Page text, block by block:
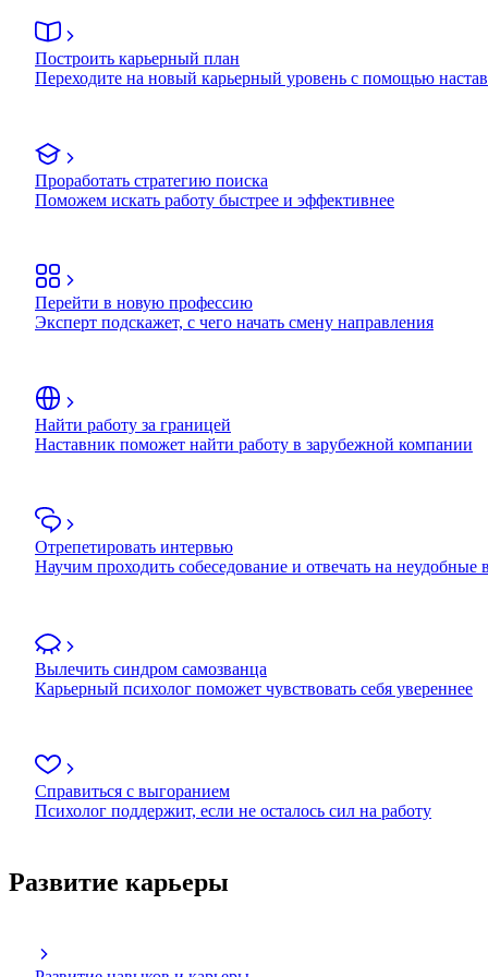
Построить карьерный план
Переходите на новый карьерный уровень с помощью
Проработать стратегию поиска
Поможем искать работу быстрее и эффективнее
Перейти в новую профессию
Эксперт подскажет, с чего начать смену направления
Найти работу за границей
Наставник поможет найти работу в зарубежной компании
Отрепетировать интервью
Научим проходить собеседование и отвечать на неудобные
Вылечить синдром самозванца
Карьерный психолог поможет чувствовать себя увереннее
Справиться с выгоранием
Психолог поддержит, если не осталось сил на работу
Развитие карьеры